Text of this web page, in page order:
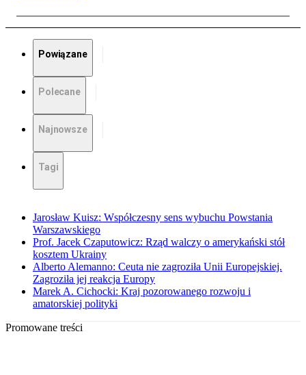
Powiązane
Polecane
Najnowsze
Tagi
Jarosław Kuisz: Współczesny sens wybuchu Powstania
Warszawskiego
Prof. Jacek Czaputowicz: Rząd walczy o amerykański stół
kosztem Ukrainy
Alberto Alemanno: Ceuta nie zagroziła Unii Europejskiej.
Zagroziła jej reakcja Europy
Marek A. Cichocki: Kraj pozorowanego rozwoju i
amatorskiej polityki
Promowane treści